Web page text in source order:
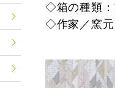
◇箱の種類：
◇作家／窯元